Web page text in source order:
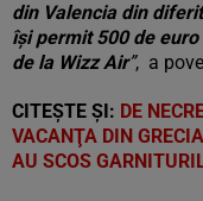
din Valencia din
își permit 500 de
de la Wizz Air”, a
CITEȘTE ȘI: DE
VACANŢA DIN
AU SCOS